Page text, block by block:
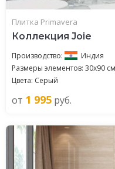
Плитка Primavera
Коллекция Joie
Производство:
Индия
Размеры элементов: 30x90 см
Цвета: Серый
от 1 995 руб.